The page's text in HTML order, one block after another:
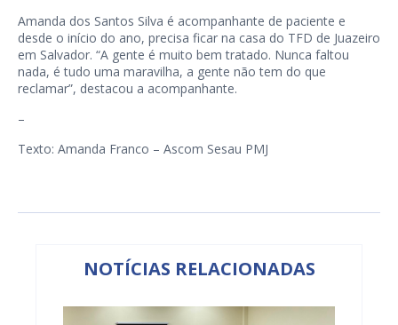
Amanda dos Santos Silva é acompanhante de paciente e
desde o início do ano, precisa ficar na casa do TFD de Juazeiro
em Salvador. “A gente é muito bem tratado. Nunca faltou
nada, é tudo uma maravilha, a gente não tem do que
reclamar”, destacou a acompanhante.
–
Texto: Amanda Franco – Ascom Sesau PMJ
NOTÍCIAS RELACIONADAS